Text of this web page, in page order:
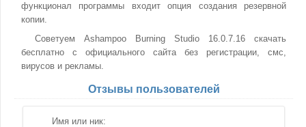
функционал программы входит опция создания резервной
копии.
Советуем Ashampoo Burning Studio 16.0.7.16 скачать
бесплатно с официального сайта без регистрации, смс,
вирусов и рекламы.
Отзывы пользователей
Имя или ник: